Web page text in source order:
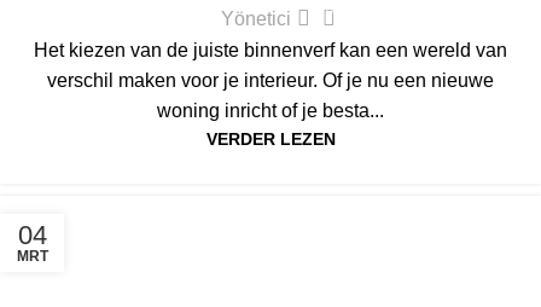
Yönetici 0
Het kiezen van de juiste binnenverf kan een wereld van
verschil maken voor je interieur. Of je nu een nieuwe
woning inricht of je besta...
VERDER LEZEN
04
MRT